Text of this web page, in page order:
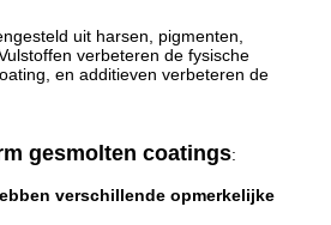
uit harsen, pigmenten,
verbeteren de fysische
en additieven verbeteren de
gesmolten coatings:
verschillende opmerkelijke